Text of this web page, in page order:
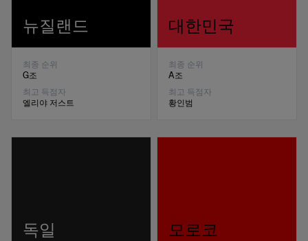
뉴질랜드
최종 순위
G조
최고 득점자
엘리야 저스트
대한민국
최종 순위
A조
최고 득점자
황인범
독일 모로코